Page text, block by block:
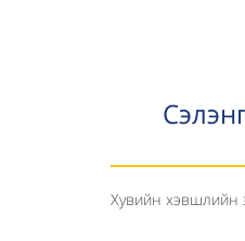
Хувийн хэвшлийн